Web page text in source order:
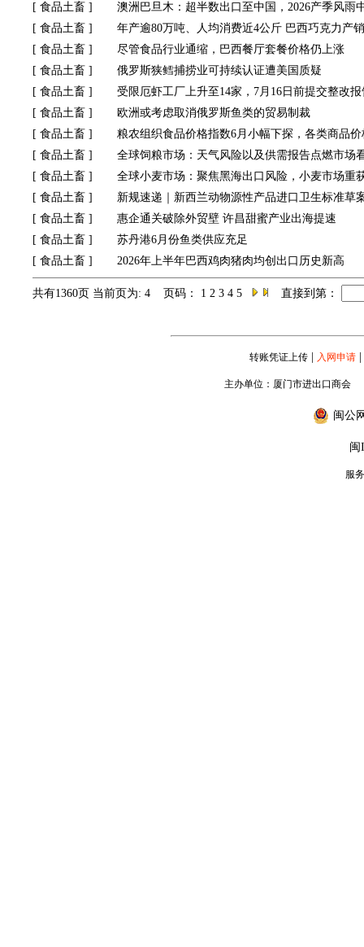
[ 食品土畜 ]
澳洲巴旦木：超半数出口至中国，2026产季风雨
[ 食品土畜 ]
年产逾80万吨、人均消费近4公斤 巴西巧克力产
[ 食品土畜 ]
尽管食品行业通缩，巴西餐厅套餐价格仍上涨
[ 食品土畜 ]
俄罗斯狭鳕捕捞业可持续认证遭美国质疑
[ 食品土畜 ]
受限厄虾工厂上升至14家，7月16日前提交整改报
[ 食品土畜 ]
欧洲或考虑取消俄罗斯鱼类的贸易制裁
[ 食品土畜 ]
粮农组织食品价格指数6月小幅下探，各类商品
[ 食品土畜 ]
全球饲粮市场：天气风险以及供需报告点燃市场
[ 食品土畜 ]
全球小麦市场：聚焦黑海出口风险，小麦市场重
[ 食品土畜 ]
新规速递｜新西兰动物源性产品进口卫生标准草
[ 食品土畜 ]
惠企通关破除外贸壁 许昌甜蜜产业出海提速
[ 食品土畜 ]
苏丹港6月份鱼类供应充足
[ 食品土畜 ] 2026年上半年巴西鸡肉猪肉均创出口历史新高
共有1360页 当前页为: 4 页码： 1 2 3 4 5 直接到第：
转账凭证上传| 入网申请|
主办单位：厦门市进出口商
闽公
闽
服